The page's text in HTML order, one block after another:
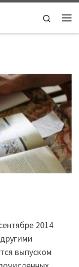
Search
2014
выпуском